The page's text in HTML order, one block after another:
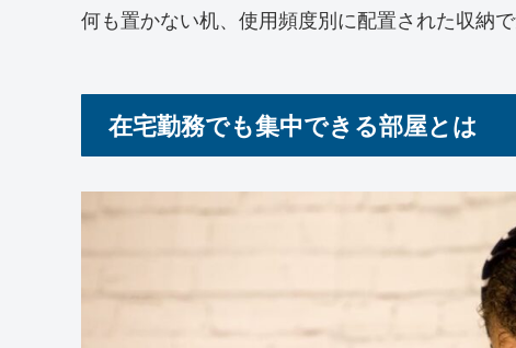
何も置かない机、使用頻度別に配置された収納
在宅勤務でも集中できる部屋とは